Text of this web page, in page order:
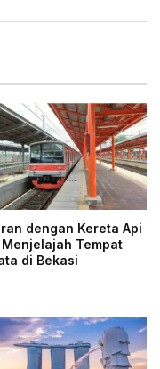
dengan Kereta Api
Tempat
di Bekasi